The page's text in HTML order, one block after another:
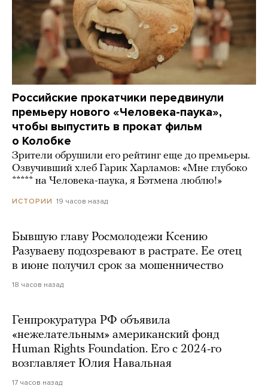
Российские прокатчики передвинули
премьеру нового «Человека-паука»,
чтобы выпустить в прокат фильм
о Колобке
Зрители обрушили его рейтинг еще до премьеры.
Озвучивший хлеб Гарик Харламов: «Мне глубоко
***** на Человека-паука, я Бэтмена люблю!»
ИСТОРИИ 19 часов назад
Бывшую главу Росмолодежи Ксению
Разуваеву подозревают в растрате. Ее отец
в июне получил срок за мошенничество
18 часов назад
Генпрокуратура РФ объявила
«нежелательным» американский фонд
Human Rights Foundation. Его с 2024-го
возглавляет Юлия Навальная
17 часов назад